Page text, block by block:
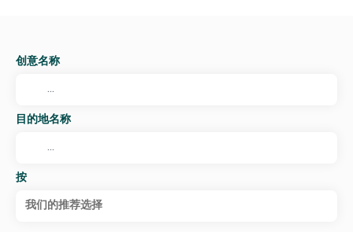
创意名称
目的地名称
按
我们的推荐选择